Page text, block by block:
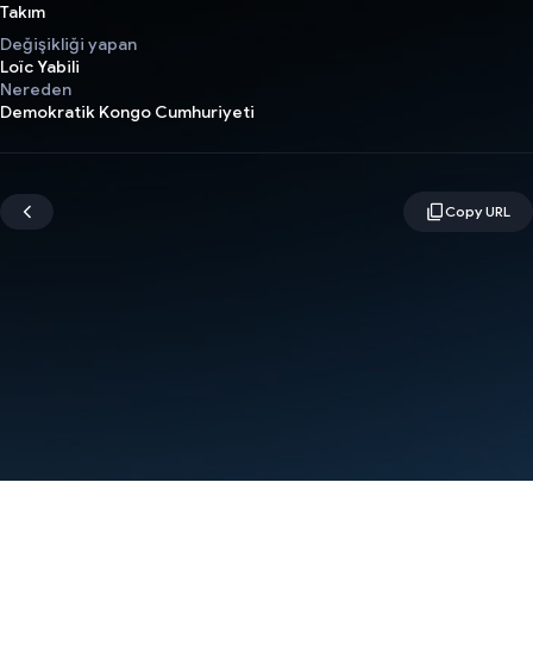
Takım
Değişikliği yapan
Loïc Yabili
Nereden
Demokratik Kongo Cumhuriyeti